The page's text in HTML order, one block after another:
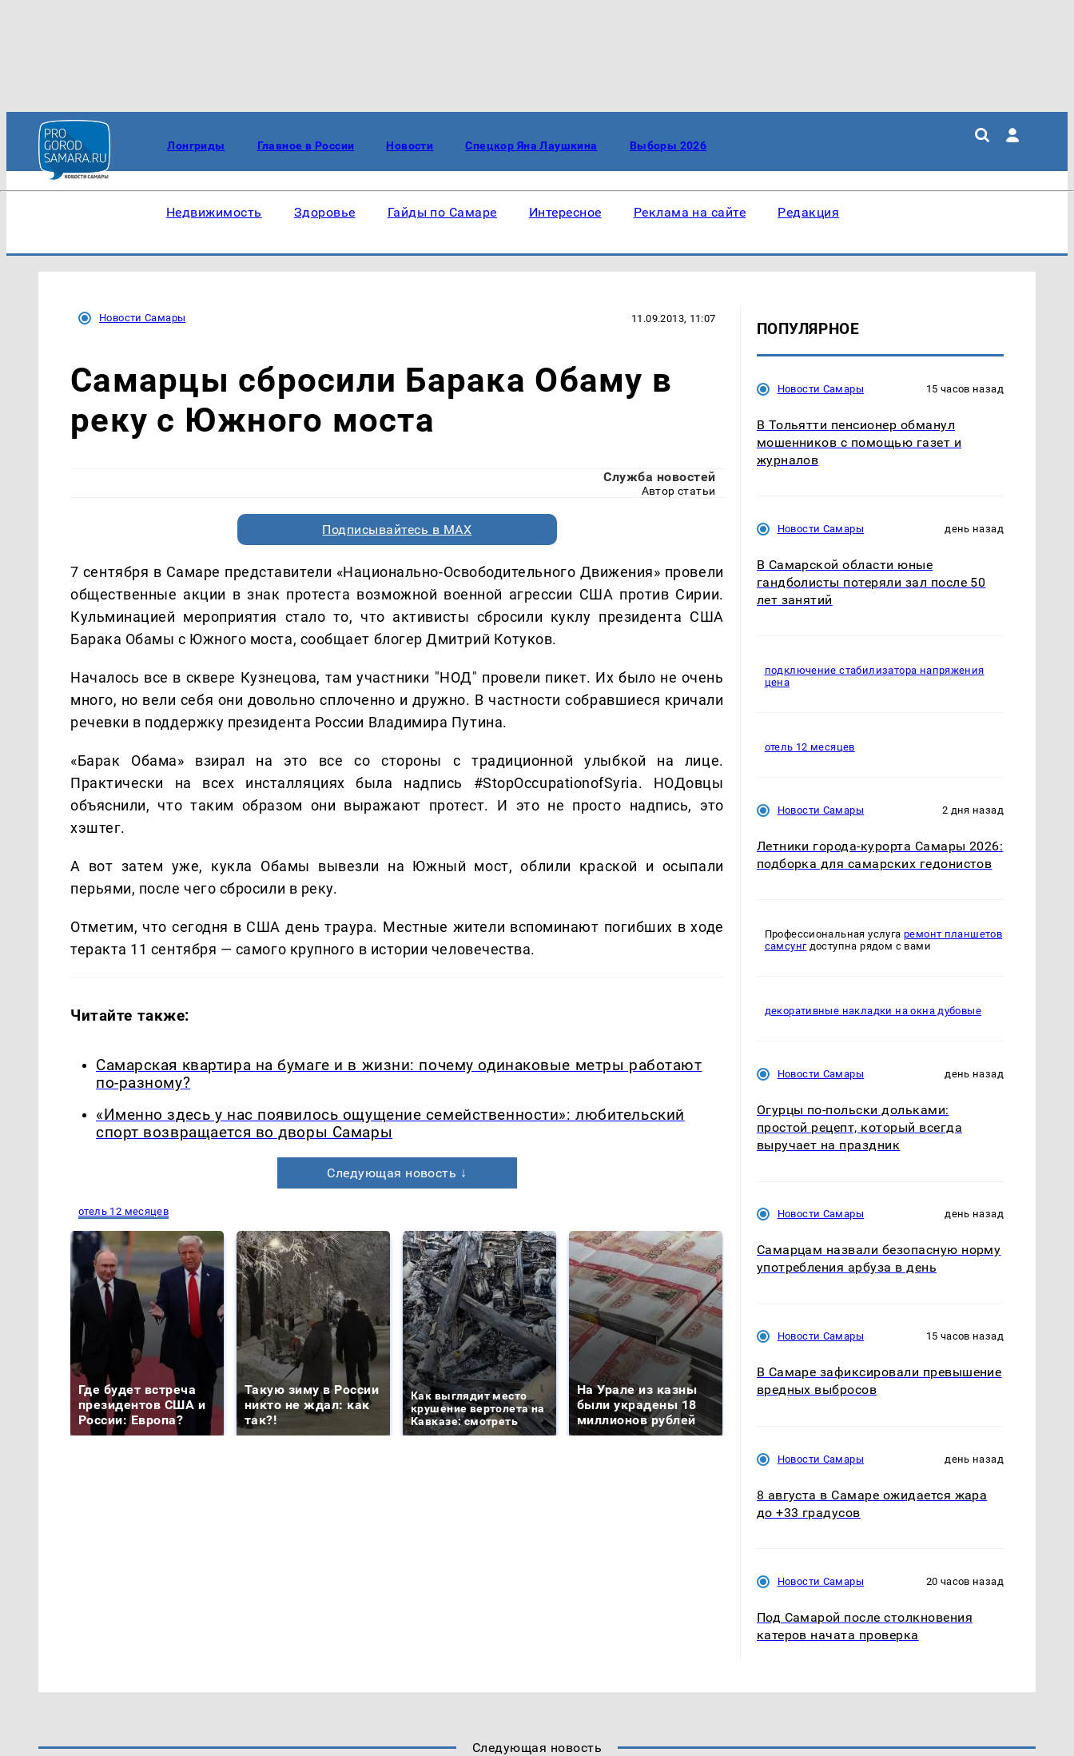
Лонгриды Главное в России Новости Спецкор Яна Лаушкина Выборы 2026
Недвижимость Здоровье Гайды по Самаре Интересное Реклама на сайте Редакция
Новости Самары 11.09.2013, 11:07
Самарцы сбросили Барака Обаму в
реку с Южного моста
Служба новостей
Автор статьи
Подписывайтесь в MAX
7 сентября в Самаре представители «Национально-Освободительного Движения» провели
общественные акции в знак протеста возможной военной агрессии США против Сирии.
Кульминацией мероприятия стало то, что активисты сбросили куклу президента США
Барака Обамы с Южного моста, сообщает блогер Дмитрий Котуков.
Началось все в сквере Кузнецова, там участники "НОД" провели пикет. Их было не очень
много, но вели себя они довольно сплоченно и дружно. В частности собравшиеся кричали
речевки в поддержку президента России Владимира Путина.
«Барак Обама» взирал на это все со стороны с традиционной улыбкой на лице.
Практически на всех инсталляциях была надпись #StopOccupationofSyria. НОДовцы
объяснили, что таким образом они выражают протест. И это не просто надпись, это
хэштег.
А вот затем уже, кукла Обамы вывезли на Южный мост, облили краской и осыпали
перьями, после чего сбросили в реку.
Отметим, что сегодня в США день траура. Местные жители вспоминают погибших в ходе
теракта 11 сентября — самого крупного в истории человечества.
Читайте также:
Самарская квартира на бумаге и в жизни: почему одинаковые метры работают
по-разному?
«Именно здесь у нас появилось ощущение семейственности»: любительский
спорт возвращается во дворы Самары
Следующая новость ↓
отель 12 месяцев
Где будет встреча
президентов США и
России: Европа?
Такую зиму в России
никто не ждал: как
так?!
Как выглядит место
крушение вертолета на
Кавказе: смотреть
На Урале из казны
были украдены 18
миллионов рублей
Не ешьте эту
ПОПУЛЯРНОЕ
Новости Самары 15 часов назад
В Тольятти пенсионер обманул
мошенников с помощью газет и
журналов
Новости Самары день назад
В Самарской области юные
гандболисты потеряли зал после 50
лет занятий
подключение стабилизатора напряжения
цена
отель 12 месяцев
Новости Самары 2 дня назад
Летники города-курорта Самары 2026:
подборка для самарских гедонистов
Профессиональная услуга ремонт планшетов
самсунгдоступна рядом с вами
декоративные накладки на окна дубовые
Новости Самары день назад
Огурцы по‑польски дольками:
простой рецепт, который всегда
выручает на праздник
Новости Самары день назад
Самарцам назвали безопасную норму
употребления арбуза в день
Новости Самары 15 часов назад
В Самаре зафиксировали превышение
вредных выбросов
Новости Самары день назад
8 августа в Самаре ожидается жара
до +33 градусов
Новости Самары 20 часов назад
Под Самарой после столкновения
катеров начата проверка
Следующая новость